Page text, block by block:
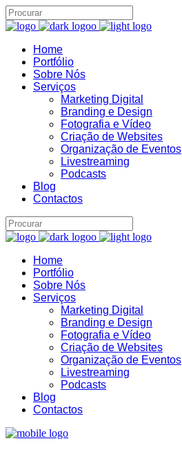
Home
Portfólio
Sobre Nós
Serviços
Marketing Digital
Branding e Design
Fotografia e Vídeo
Criação de Websites
Organização de Eventos
Livestreaming
Podcasts
Blog
Contactos
Home
Portfólio
Sobre Nós
Serviços
Marketing Digital
Branding e Design
Fotografia e Vídeo
Criação de Websites
Organização de Eventos
Livestreaming
Podcasts
Blog
Contactos
B22
Assistente IA · Brand22
Online
01:28